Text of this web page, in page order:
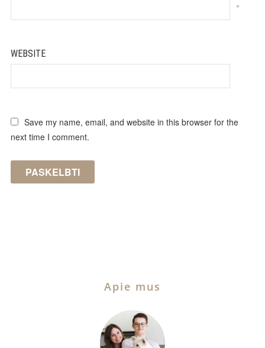
*
WEBSITE
Save my name, email, and website in this browser for the
next time I comment.
Apie mus